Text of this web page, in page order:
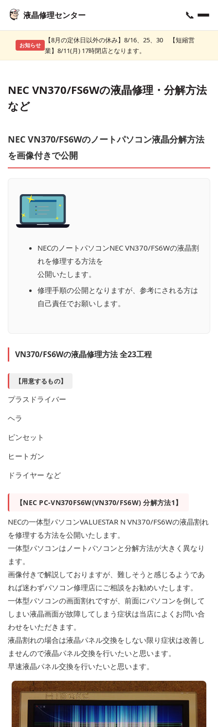
液晶修理センター 📞
お知らせ
【8月の定休日以外の休み】8/16、25、30 【短縮営
業】8/11(月) 17時閉店となります。
NEC VN370/FS6Wの液晶修理・分解方法
など
NEC VN370/FS6Wのノートパソコン液晶分解方法
を画像付きで公開
NECのノートパソコンNEC VN370/FS6Wの液晶割
れを修理する方法を
公開いたします。
修理手順の公開となりますが、参考にされる方は
自己責任でお願いします。
VN370/FS6Wの液晶修理方法 全23工程
【用意するもの】
プラスドライバー
ヘラ
ピンセット
ヒートガン
ドライヤー など
【NEC PC-VN370FS6W(VN370/FS6W) 分解方法1】
NECの一体型パソコンVALUESTAR N VN370/FS6Wの液晶割れ
を修理する方法を公開いたします。
一体型パソコンはノートパソコンと分解方法が大きく異なり
ます。
画像付きで解説しておりますが、難しそうと感じるようであ
れば迷わずパソコン修理店にご相談をお勧めいたします。
一体型パソコンの画面割れですが、前面にパソコンを倒して
しまい液晶画面が故障してしまう症状は当店によくお問い合
わせをいただきます。
液晶割れの場合は液晶パネル交換をしない限り症状は改善し
ませんので液晶パネル交換を行いたいと思います。
早速液晶パネル交換を行いたいと思います。